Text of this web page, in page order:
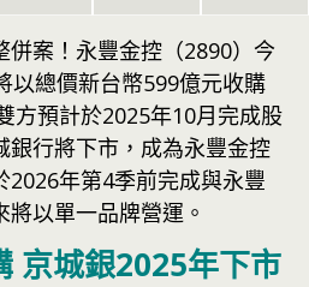
併案！永豐金控（2890）今
以總價新台幣599億元收購
方預計於2025年10月完成股
銀行將下市，成為永豐金控
2026年第4季前完成與永豐
以單一品牌營運。
京城銀2025年下市